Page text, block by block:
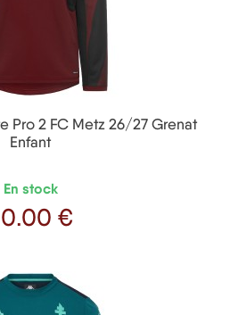
Pro 2 FC Metz 26/27 Grenat
Enfant
En stock
Prix
.00 €